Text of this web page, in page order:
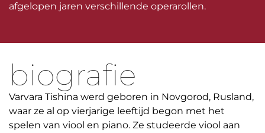
afgelopen jaren verschillende operarollen.
biografie
Varvara Tishina werd geboren in Novgorod, Rusland,
waar ze al op vierjarige leeftijd begon met het
spelen van viool en piano. Ze studeerde viool aan